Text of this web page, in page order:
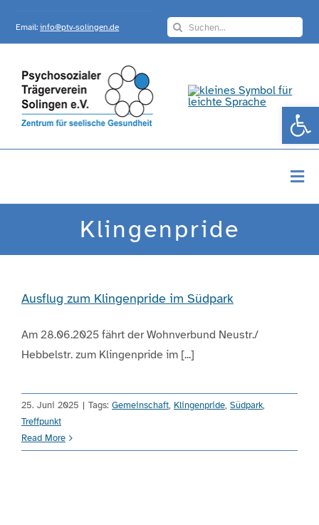
Search
for:
Email:info@ptv-solingen.de
Angebote
Engagement
Aktuelles
Jobs
Klingenpride
Ausflug zum Klingenpride im Südpark
Am 28.06.2025 fährt der Wohnverbund Neustr./
Hebbelstr. zum Klingenpride im [...]
25. Juni 2025 | Tags: Gemeinschaft, Klingenpride, Südpark,
Treffpunkt
Read More